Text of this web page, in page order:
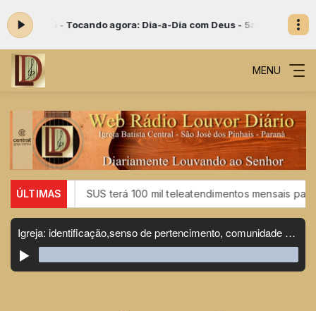
agora: Dia-a-Dia com Deus - 5a-feiraDia-a-Dia com Deus com
MENU
ÚLTIMAS
SUS terá 100 mil teleatendimentos mensais para vício em